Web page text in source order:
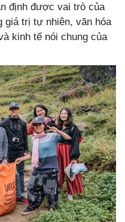
định được vai trò của
giá trị tự nhiên, văn hóa
kinh tế nói chung của